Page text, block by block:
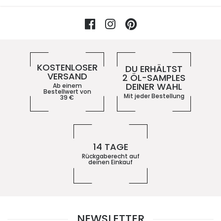
FacebookInstagram
KOSTENLOSER
VERSAND
Ab einem
Bestellwert von
39 €
DU ERHÄLTST
2 ÖL-SAMPLES
DEINER WAHL
Mit jeder Bestellung
14 TAGE
Rückgaberecht auf
deinen Einkauf